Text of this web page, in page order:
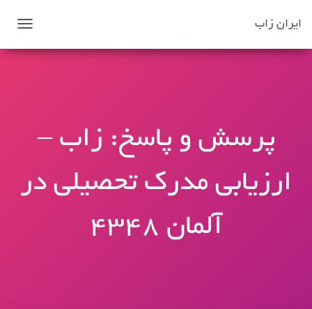
ایران زاب
غ
ر
پرسش و پاسخ: زاب –
ارزیابی مدرک تحصیلی در
آلمان 4348